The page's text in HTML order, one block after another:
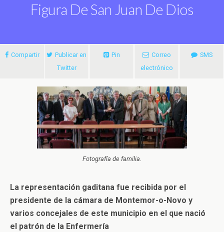
Figura De San Juan De Dios
Compartir
Publicar en
Twitter
Pin
Correo
electrónico
SMS
Fotografía de familia.
La representación gaditana fue recibida por el
presidente de la cámara de Montemor-o-Novo y
varios concejales de este municipio en el que nació
el patrón de la Enfermería